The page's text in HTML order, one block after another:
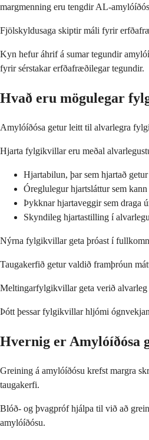
margmenning eru tengdir AL-
Fjölskyldusaga skiptir máli fyrir
Kyn hefur áhrif á sumar tegundir
fyrir sérstakar erfðafræðilegar tegundir.
Hvað eru mögulegar
Amylóíðósa getur leitt til alvarlegra
Hjarta fylgikvillar eru meðal
Hjartabilun, þar sem hjartað
Óreglulegur hjartsláttur sem
Þykknar hjartaveggir sem draga
Skyndileg hjartastilling í
Nýrna fylgikvillar geta þróast í
Taugakerfið getur valdið framþróun
Meltingarfylgikvillar geta verið alvarleg
Þótt þessar fylgikvillar hljómi
Hvernig er Amylóíðósa
Greining á amylóíðósu krefst margra
taugakerfi.
Blóð- og þvagpróf hjálpa til við að
amylóíðósu.